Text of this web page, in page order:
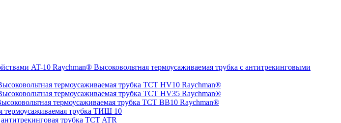
Высоковольтная термоусаживаемая трубка с антитрекинговыми
термоусаживаемая трубка TCT HV10 Raychman®
термоусаживаемая трубка TCT HV35 Raychman®
термоусаживаемая трубка TCT BB10 Raychman®
термоусаживаемая трубка ТИШ 10
трубка TCT ATR